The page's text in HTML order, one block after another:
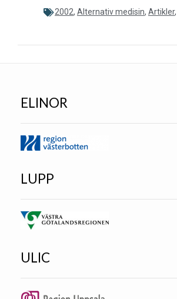
2002, Alternativ medisin, Artikler,
ELINOR
LUPP
ULIC